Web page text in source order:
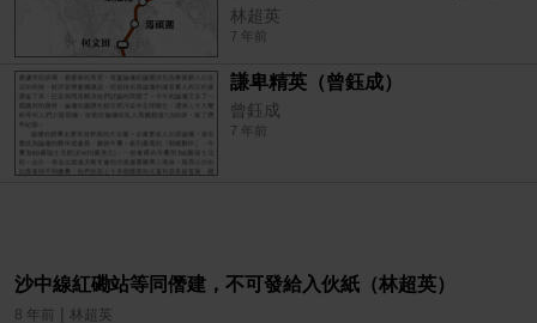
英）
林超英
7 年前
謙卑精英（曾鈺成）
曾鈺成
7 年前
沙中線紅磡站等同僭建，不可發給入伙紙（林超英）
8 年前 | 林超英